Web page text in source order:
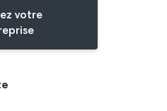
votre